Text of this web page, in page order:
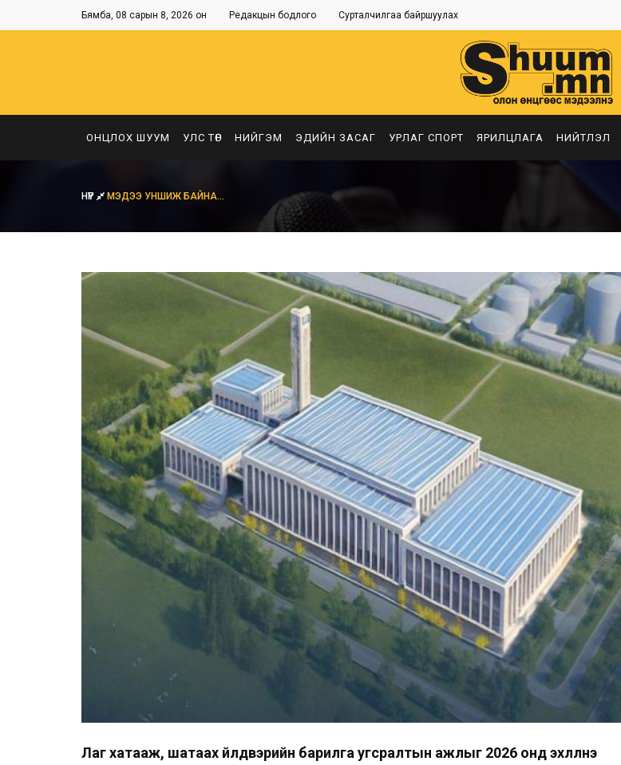
Бямба, 08 сарын 8, 2026 он Редакцын бодлого Сурталчилгаа байршуулах
ОНЦЛОХ ШУУМ УЛС ТӨР НИЙГЭМ ЭДИЙН ЗАСАГ УРЛАГ СПОРТ ЯРИЛЦЛАГА НИЙТЛЭЛ
НҮҮР МЭДЭЭ УНШИЖ БАЙНА...
Лаг хатааж, шатаах үйлдвэрийн барилга угсралтын ажлыг 2026 онд эхлүүлнэ